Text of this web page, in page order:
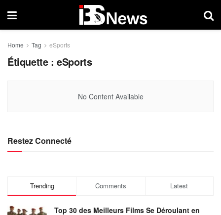
Home Tag eSports
Étiquette :eSports
No Content Available
Restez Connecté
Trending Comments Latest
Top 30 des Meilleurs Films Se Déroulant en